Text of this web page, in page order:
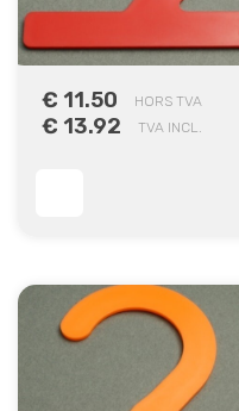
€ 11.50 HORS TVA
€ 13.92 TVA INCL.